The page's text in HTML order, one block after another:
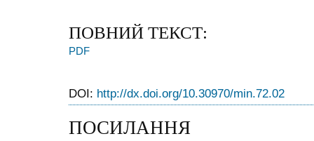
ПОВНИЙ ТЕКСТ:
PDF
DOI: http://dx.doi.org/10.30970/min.72.02
ПОСИЛАННЯ